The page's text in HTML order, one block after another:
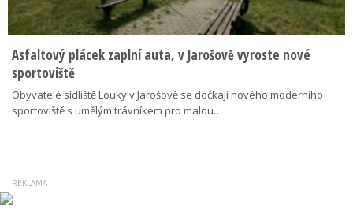
Asfaltový plácek zaplní auta, v Jarošově vyroste nové
sportoviště
Obyvatelé sídliště Louky v Jarošově se dočkají nového moderního
sportoviště s umělým trávníkem pro malou…